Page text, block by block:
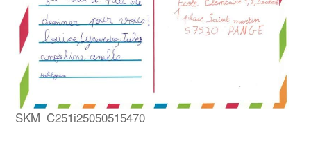
SKM_C251i25050515470